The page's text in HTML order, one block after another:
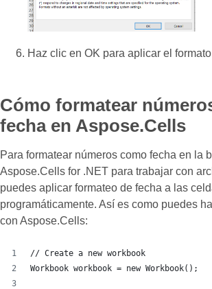
Haz clic en OK para aplicar el
Cómo formatear
fecha en Aspose.Cells
Para formatear números como fecha en la
Aspose.Cells for .NET para trabajar con
puedes aplicar formateo de fecha a las
programáticamente. Así es como puedes
con Aspose.Cells:
// Create a new workbook
Workbook workbook = new Workbook();